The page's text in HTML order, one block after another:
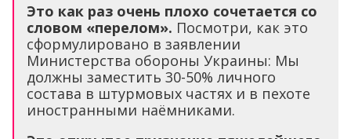
Это как раз очень плохо сочетается со
словом «перелом». Посмотри, как это
сформулировано в заявлении
Министерства обороны Украины: Мы
должны заместить 30-50% личного
состава в штурмовых частях и в пехоте
иностранными наёмниками.